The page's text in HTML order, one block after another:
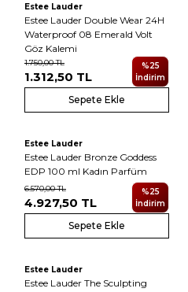
Yeni
Estee Lauder
Estee Lauder Double Wear 24H
Waterproof 08 Emerald Volt
Göz Kalemi
1.750,00TL
1.312,50 TL
%25
İndirim
Sepete Ekle
Yeni
2
Estee Lauder
Estee Lauder Bronze Goddess
EDP 100 ml Kadın Parfüm
6.570,00TL
4.927,50 TL
%25
İndirim
Sepete Ekle
Yeni
3
Estee Lauder
Estee Lauder The Sculpting